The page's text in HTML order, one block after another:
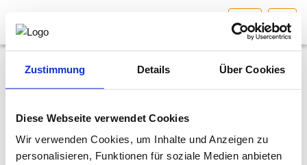
Zustimmung Details Über Cookies
Diese Webseite verwendet Cookies
Wir verwenden Cookies, um Inhalte und Anzeigen zu
personalisieren, Funktionen für soziale Medien anbieten
KTN
Bundesland auswählen HOME
DAS INGENIEURBÜRO
Willkommen auf der Seite der Kärntner
Ingenieurbüros, hier finden Sie Informationen zu
reinschaun und über die neuesten Aktivitäten bestens
informiert sein.